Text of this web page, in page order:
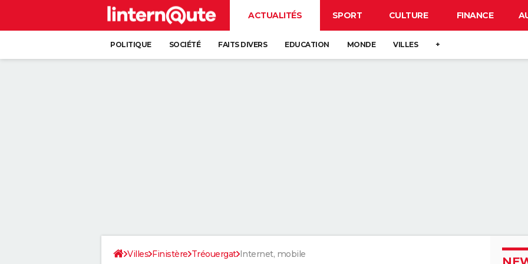
ACTUALITÉS SPORT CULTURE FINANCE
POLITIQUE SOCIÉTÉ FAITS DIVERS EDUCATION MONDE VILLES +
Villes Finistère Tréouergat Internet, mobile